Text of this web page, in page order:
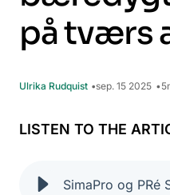
på tværs
Ulrika Rudquist sep. 15 2025 5
LISTEN TO THE